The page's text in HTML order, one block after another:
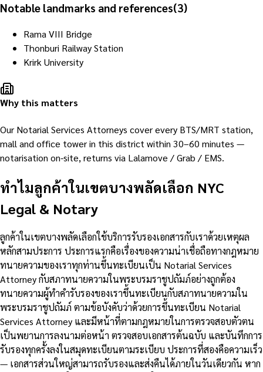
Notable landmarks and references(3)
Rama VIII Bridge
Thonburi Railway Station
Krirk University
Why this matters
Our Notarial Services Attorneys cover every BTS/MRT station,
mall and office tower in this district within 30–60 minutes —
notarisation on-site, returns via Lalamove / Grab / EMS.
ทำไมลูกค้าในเขตบางพลัดเลือก NYC
Legal & Notary
ลูกค้าในเขตบางพลัดเลือกใช้บริการรับรองเอกสารกับเราด้วยเหตุผล
หลักสามประการ ประการแรกคือเรื่องของความน่าเชื่อถือทางกฎหมาย
ทนายความของเราทุกท่านขึ้นทะเบียนเป็น Notarial Services
Attorney กับสภาทนายความในพระบรมราชูปถัมภ์อย่างถูกต้อง
ทนายความผู้ทำคำรับรองของเราขึ้นทะเบียนกับสภาทนายความใน
พระบรมราชูปถัมภ์ ตามข้อบังคับว่าด้วยการขึ้นทะเบียน Notarial
Services Attorney และมีหน้าที่ตามกฎหมายในการตรวจสอบตัวตน
เป็นพยานการลงนามต่อหน้า ตรวจสอบเอกสารต้นฉบับ และบันทึกการ
รับรองทุกครั้งลงในสมุดทะเบียนตามระเบียบ ประการที่สองคือความเร็ว
— เอกสารส่วนใหญ่สามารถรับรองและส่งคืนได้ภายในวันเดียวกัน หาก